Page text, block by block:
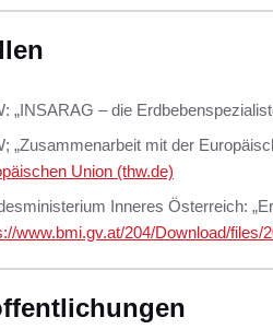
„INSARAG – die
„Zusammenarbeit mit der
Union (thw.de)
Inneres Österreich:
www.bmi.gv.at/204/Download/files/